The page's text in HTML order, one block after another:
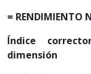
= RENDIMIENTO
Índice
dimensión